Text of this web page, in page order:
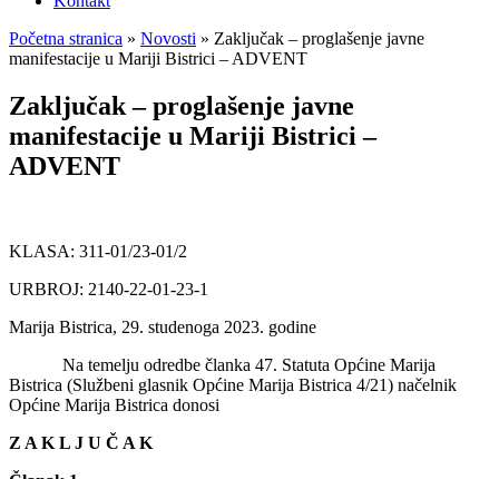
Početna stranica » Novosti » Zaključak – proglašenje javne
manifestacije u Mariji Bistrici – ADVENT
Zaključak – proglašenje javne
manifestacije u Mariji Bistrici –
ADVENT
KLASA: 311-01/23-01/2
URBROJ: 2140-22-01-23-1
Marija Bistrica, 29. studenoga 2023. godine
Na temelju odredbe članka 47. Statuta Općine Marija
Bistrica (Službeni glasnik Općine Marija Bistrica 4/21) načelnik
Općine Marija Bistrica donosi
Z A K L J U Č A K